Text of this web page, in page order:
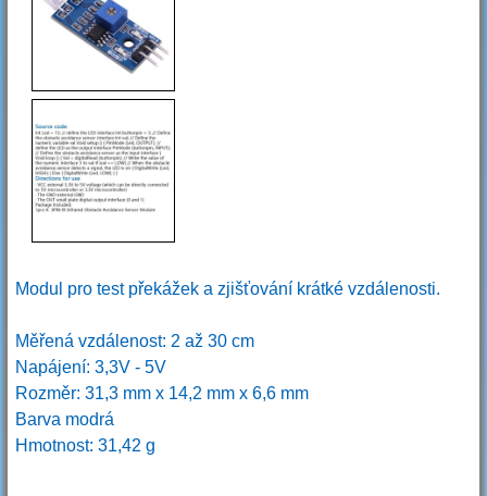
Modul pro test překážek a zjišťování krátké vzdálenosti.
Měřená vzdálenost: 2 až 30 cm
Napájení: 3,3V - 5V
Rozměr: 31,3 mm x 14,2 mm x 6,6 mm
Barva modrá
Hmotnost: 31,42 g